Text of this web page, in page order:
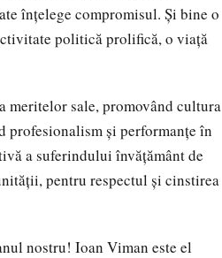
înţelege compromisul. Şi bine o
politică prolifică, o viaţă
sale, promovând cultura
şi performanţe în
a suferindului învăţământ de
pentru respectul şi cinstirea
nostru! Ioan Viman este el